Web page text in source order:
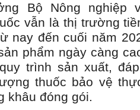
Bộ Nông nghiệp
vẫn là thị trường
nay đến cuối năm
phẩm ngày càng
trình sản xuất,
thuốc bảo vệ
khâu đóng gói.